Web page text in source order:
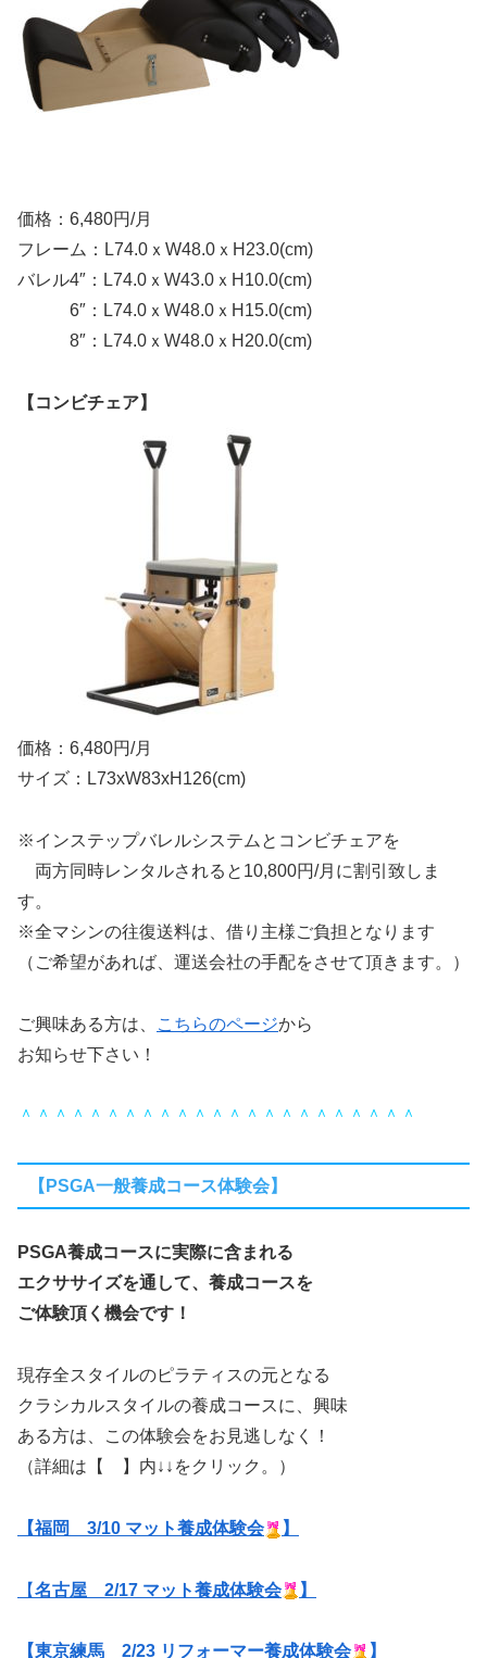
価格：6,480円/月
フレーム：L74.0ｘW48.0ｘH23.0(cm)
バレル4″：L74.0ｘW43.0ｘH10.0(cm)
6″：L74.0ｘW48.0ｘH15.0(cm)
8″：L74.0ｘW48.0ｘH20.0(cm)
【コンビチェア】
価格：6,480円/月
サイズ：L73xW83xH126(cm)
※インステップバレルシステムとコンビチェアを
両方同時レンタルされると10,800円/月に割引致しま
す。
※全マシンの往復送料は、借り主様ご負担となります
（ご希望があれば、運送会社の手配をさせて頂きます。）
ご興味ある方は、 こちらのページから
お知らせ下さい！
＾＾＾＾＾＾＾＾＾＾＾＾＾＾＾＾＾＾＾＾＾＾＾
【PSGA一般養成コース体験会】
PSGA養成コースに実際に含まれる
エクササイズを通して、養成コースを
ご体験頂く機会です！
現存全スタイルのピラティスの元となる
クラシカルスタイルの養成コースに、興味
ある方は、この体験会をお見逃しなく！
（詳細は【 】内↓↓をクリック。）
【福岡 3/10 マット養成体験会 】
【名古屋 2/17 マット養成体験会 】
【東京練馬 2/23 リフォーマー養成体験会 】